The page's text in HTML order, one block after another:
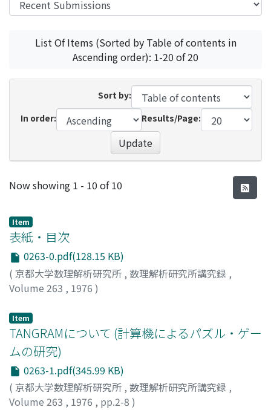
List Of Items (Sorted by Table of contents in
Ascending order): 1-20 of 20
Sort by:
In order:
Results/Page:
Update
Recent Submissions
Now showing 1 - 10 of 10
Item
表紙・目次
0263-0.pdf(128.15 KB)
( 京都大学数理解析研究所 , 数理解析研究所講究録 ,
Volume 263 , 1976 )
Item
TANGRAMについて (計算機によるパズル・ゲー
ムの研究)
0263-1.pdf(345.99 KB)
( 京都大学数理解析研究所 , 数理解析研究所講究録 ,
Volume 263 , 1976 , pp.2-8 )